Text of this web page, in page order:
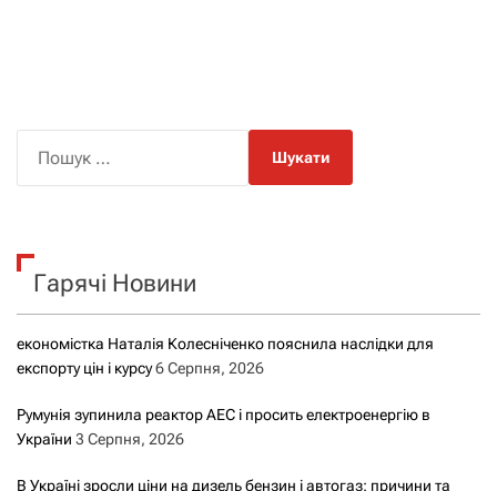
к
Гарячі Новини
економістка Наталія Колесніченко пояснила наслідки для
експорту цін і курсу6 Серпня, 2026
Румунія зупинила реактор АЕС і просить електроенергію в
України 3 Серпня, 2026
В Україні зросли ціни на дизель бензин і автогаз: причини та